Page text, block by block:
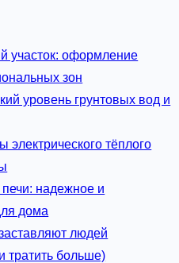
участок: оформление
зон
уровень грунтовых вод и
электрического тёплого
надежное и
дома
людей
тратить больше)